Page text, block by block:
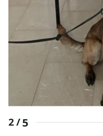
2 /5